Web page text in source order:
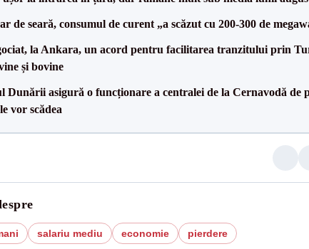
de seară, consumul de curent „a scăzut cu 200-300 de
la Ankara, un acord pentru facilitarea tranzitului prin
și bovine
Dunării asigură o funcționare a centralei de la Cernavodă de
vor scădea
salariu mediu economie pierdere